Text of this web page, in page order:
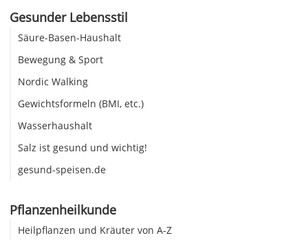
Gesunder Lebensstil
Säure-Basen-Haushalt
Bewegung & Sport
Nordic Walking
Gewichtsformeln (BMI, etc.)
Wasserhaushalt
Salz ist gesund und wichtig!
gesund-speisen.de
Pflanzenheilkunde
Heilpflanzen und Kräuter von A-Z